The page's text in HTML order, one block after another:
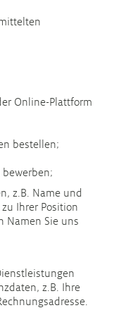
Online-Plattform
bestellen;
z.B. Name und
Ihrer Position
Namen Sie uns
z.B. Ihre